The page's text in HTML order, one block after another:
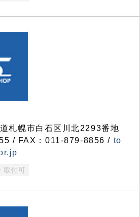
札幌市白石区川北2293番地
/ FAX：011-879-8856 / to
取付可